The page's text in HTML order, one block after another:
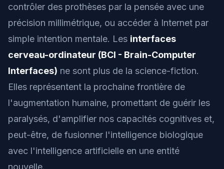
contrôler des prothèses par la pensée avec une
précision millimétrique, ou accéder à Internet par
simple intention mentale. Les interfaces
cerveau-ordinateur (BCI - Brain-Computer
Interfaces) ne sont plus de la science-fiction.
Elles représentent la prochaine frontière de
l'augmentation humaine, promettant de guérir les
paralysés, d'amplifier nos capacités cognitives et,
peut-être, de fusionner l'intelligence biologique
avec l'intelligence artificielle en une entité
nouvelle.